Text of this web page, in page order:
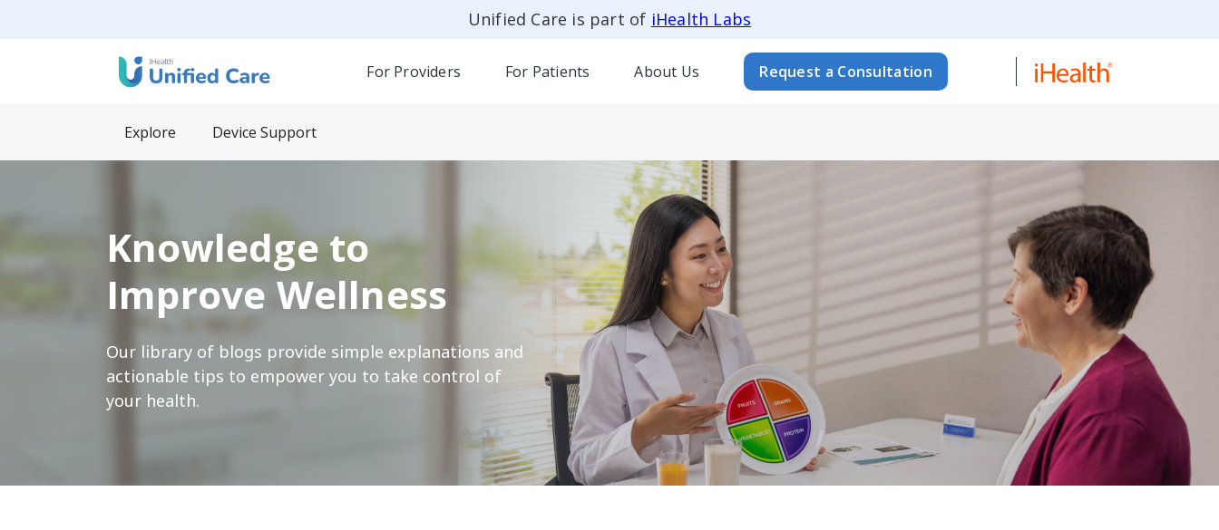
Unified Care is part of iHealth Labs
For Providers For Patients About Us Request a Consultation
Explore Device Support
Knowledge to
Improve Wellness
Our library of blogs provide simple explanations and
actionable tips to empower you to take control of
your health.